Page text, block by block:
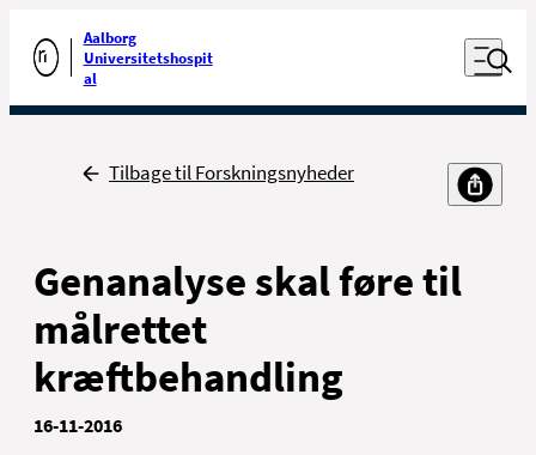
Gå til forsiden
Aalborg
Universitetshospit
al
Åben
Udfør søgning
Tilbage
Tilbage til Forskningsnyheder
Genanalyse skal føre til
målrettet
kræftbehandling
16-11-2016